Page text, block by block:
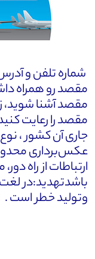
شماره‌ تلفن و
مقصد رو همراه
مقصد آشنا شوید،
مقصد را رعایت
جاری آن کشور ،
عکس‌برداری
ارتباطات از راه
باشدتهدید:در
وتولید خطر است .